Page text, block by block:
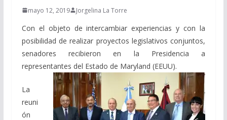
mayo 12, 2019 Jorgelina La Torre
Con el objeto de intercambiar experiencias y con la
posibilidad de realizar proyectos legislativos conjuntos,
senadores recibieron en la Presidencia a
representantes del Estado de Maryland (EEUU).
La
reuni
ón